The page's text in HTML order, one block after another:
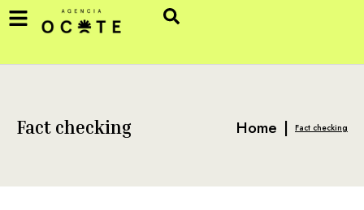
Fact checking Home | Fact checking